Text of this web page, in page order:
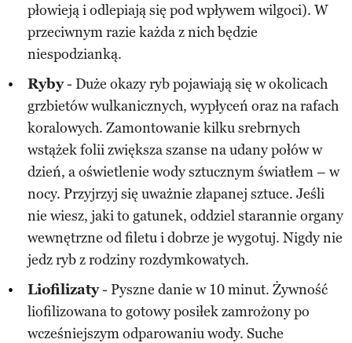
płowieją i odlepiają się pod wpływem wilgoci). W
przeciwnym razie każda z nich będzie
niespodzianką.
Ryby- Duże okazy ryb pojawiają się w okolicach
grzbietów wulkanicznych, wypłyceń oraz na rafach
koralowych. Zamontowanie kilku srebrnych
wstążek folii zwiększa szanse na udany połów w
dzień, a oświetlenie wody sztucznym światłem – w
nocy. Przyjrzyj się uważnie złapanej sztuce. Jeśli
nie wiesz, jaki to gatunek, oddziel starannie organy
wewnętrzne od filetu i dobrze je wygotuj. Nigdy nie
jedz ryb z rodziny rozdymkowatych.
Liofilizaty- Pyszne danie w 10 minut. Żywność
liofilizowana to gotowy posiłek zamrożony po
wcześniejszym odparowaniu wody. Suche